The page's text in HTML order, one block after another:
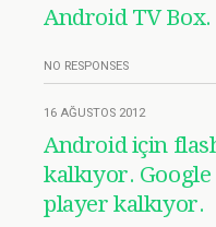
Android TV Box.
NO RESPONSES
16 AĞUSTOS 2012
Android için
kalkıyor.
player kalkıyor.